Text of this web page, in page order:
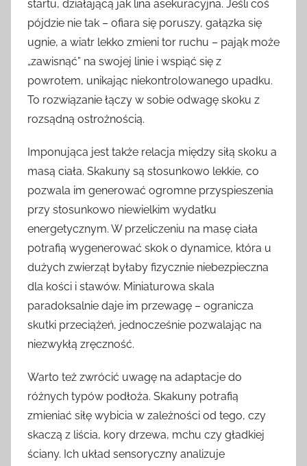
startu, działającą jak lina asekuracyjna. Jeśli coś
pójdzie nie tak – ofiara się poruszy, gałązka się
ugnie, a wiatr lekko zmieni tor ruchu – pająk może
„zawisnąć” na swojej linie i wspiąć się z
powrotem, unikając niekontrolowanego upadku.
To rozwiązanie łączy w sobie odwagę skoku z
rozsądną ostrożnością.
Imponująca jest także relacja między siłą skoku a
masą ciała. Skakuny są stosunkowo lekkie, co
pozwala im generować ogromne przyspieszenia
przy stosunkowo niewielkim wydatku
energetycznym. W przeliczeniu na masę ciała
potrafią wygenerować skok o dynamice, która u
dużych zwierząt byłaby fizycznie niebezpieczna
dla kości i stawów. Miniaturowa skala
paradoksalnie daje im przewagę – ogranicza
skutki przeciążeń, jednocześnie pozwalając na
niezwykłą zręczność.
Warto też zwrócić uwagę na adaptacje do
różnych typów podłoża. Skakuny potrafią
zmieniać siłę wybicia w zależności od tego, czy
skaczą z liścia, kory drzewa, mchu czy gładkiej
ściany. Ich układ sensoryczny analizuje